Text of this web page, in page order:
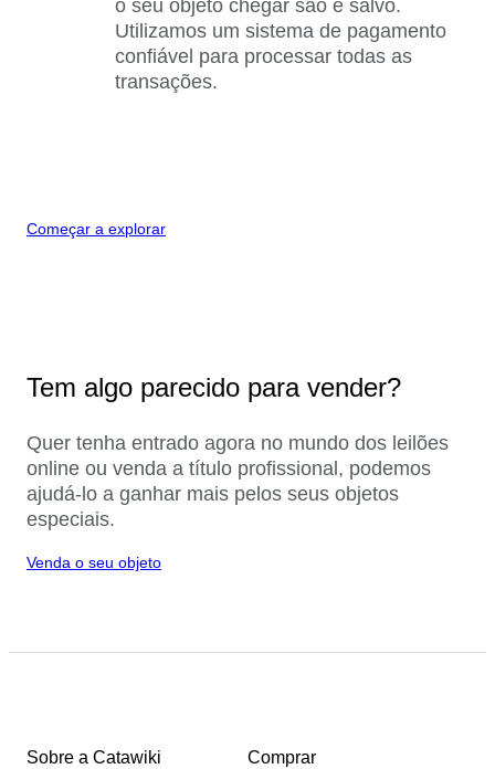
o seu objeto chegar são e salvo.
Utilizamos um sistema de pagamento
confiável para processar todas as
transações.
Começar a explorar
Tem algo parecido para vender?
Quer tenha entrado agora no mundo dos leilões
online ou venda a título profissional, podemos
ajudá-lo a ganhar mais pelos seus objetos
especiais.
Venda o seu objeto
Sobre a Catawiki Comprar